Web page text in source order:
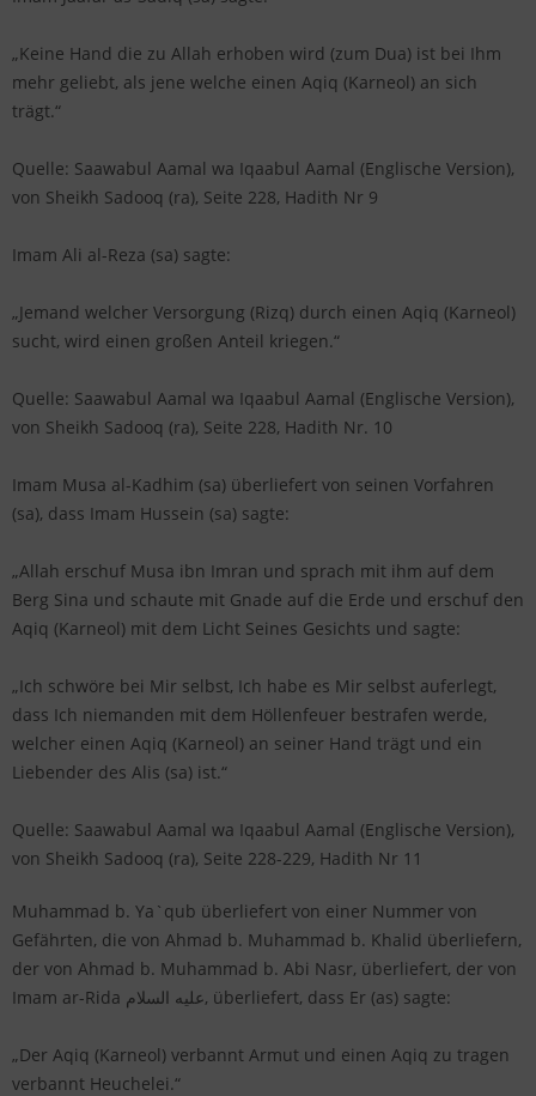
„Keine Hand die zu Allah erhoben wird (zum Dua) ist bei Ihm
mehr geliebt, als jene welche einen Aqiq (Karneol) an sich
trägt.“
Quelle: Saawabul Aamal wa Iqaabul Aamal (Englische Version),
von Sheikh Sadooq (ra), Seite 228, Hadith Nr 9
Imam Ali al-Reza (sa) sagte:
„Jemand welcher Versorgung (Rizq) durch einen Aqiq (Karneol)
sucht, wird einen großen Anteil kriegen.“
Quelle: Saawabul Aamal wa Iqaabul Aamal (Englische Version),
von Sheikh Sadooq (ra), Seite 228, Hadith Nr. 10
Imam Musa al-Kadhim (sa) überliefert von seinen Vorfahren
(sa), dass Imam Hussein (sa) sagte:
„Allah erschuf Musa ibn Imran und sprach mit ihm auf dem
Berg Sina und schaute mit Gnade auf die Erde und erschuf den
Aqiq (Karneol) mit dem Licht Seines Gesichts und sagte:
„Ich schwöre bei Mir selbst, Ich habe es Mir selbst auferlegt,
dass Ich niemanden mit dem Höllenfeuer bestrafen werde,
welcher einen Aqiq (Karneol) an seiner Hand trägt und ein
Liebender des Alis (sa) ist.“
Quelle: Saawabul Aamal wa Iqaabul Aamal (Englische Version),
von Sheikh Sadooq (ra), Seite 228-229, Hadith Nr 11
Muhammad b. Ya`qub überliefert von einer Nummer von
Gefährten, die von Ahmad b. Muhammad b. Khalid überliefern,
der von Ahmad b. Muhammad b. Abi Nasr, überliefert, der von
Imam ar-Rida عليه السلام, überliefert, dass Er (as) sagte:
„Der Aqiq (Karneol) verbannt Armut und einen Aqiq zu tragen
verbannt Heuchelei.“